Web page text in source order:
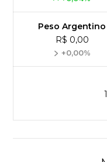
Peso Argentino
R$ 0,00
+0,00%